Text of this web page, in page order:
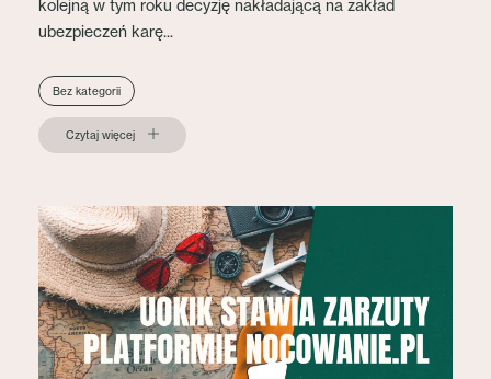
kolejną w tym roku decyzję nakładającą na zakład
ubezpieczeń karę...
Bez kategorii
Czytaj więcej